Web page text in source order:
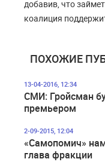
добавив, что
коалиция
ПОХОЖИЕ
13-04-2016, 12:34
СМИ: Гройсман
премьером
2-09-2015, 12:04
«Самопомич»
глава фракции